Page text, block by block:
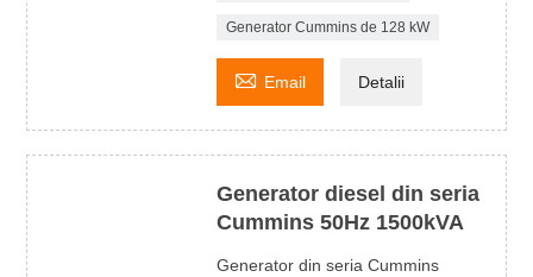
Generator Cummins de 128 kW
 Email Detalii
Generator diesel din seria
Cummins 50Hz 1500kVA
Generator din seria Cummins